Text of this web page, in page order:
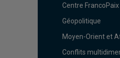
Centre FrancoPaix
Géopolitique
Moyen-Orient et
Conflits